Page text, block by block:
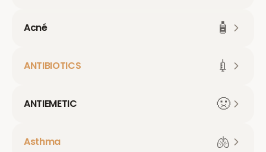
Acné 🧴
ANTIBIOTICS 💉
ANTIEMETIC 🤢
Asthma 🫁